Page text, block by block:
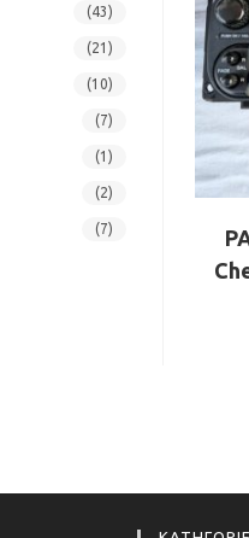
(43)
(21)
(10)
(7)
(1)
(2)
(7)